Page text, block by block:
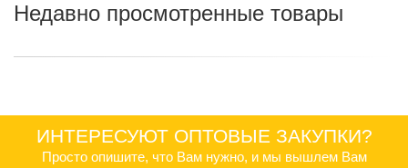
Недавно просмотренные товары
ИНТЕРЕСУЮТ ОПТОВЫЕ ЗАКУПКИ?
Просто опишите, что Вам нужно, и мы вышлем Вам